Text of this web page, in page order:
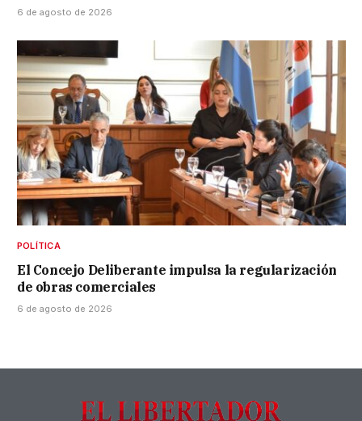
6 de agosto de 2026
POLÍTICA
El Concejo Deliberante impulsa la regularización
de obras comerciales
6 de agosto de 2026